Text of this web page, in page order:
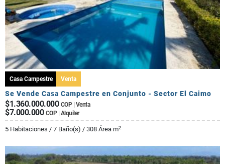
Casa Campestre Venta
Se Vende Casa Campestre en Conjunto - Sector El Caimo
$1.360.000.000 COP | Venta
$7.000.000 COP | Alquiler
5 Habitaciones / 7 Baño(s) / 308 Área m2